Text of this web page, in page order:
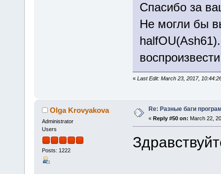
Спасибо за
Не могли бы
« Last Edit: March 23, 2017,
Olga Krovyakova
Administrator
Users
Posts: 1222
Re: Разные баги
« Reply #50 on: March 22,